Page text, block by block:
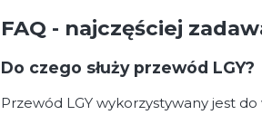
FAQ - najczęściej
Do czego służy przewód LGY?
Przewód LGY wykorzystywany jest